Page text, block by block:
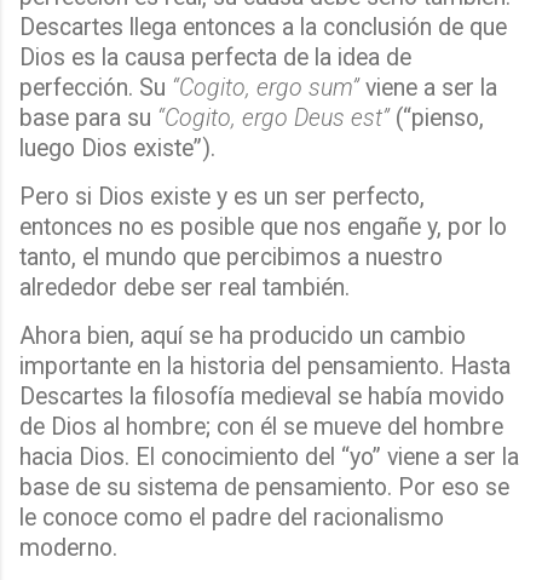
Descartes llega entonces a la conclusión de que
Dios es la causa perfecta de la idea de
perfección. Su “Cogito, ergo sum”viene a ser la
base para su “Cogito, ergo Deus est”(“pienso,
luego Dios existe”).
Pero si Dios existe y es un ser perfecto,
entonces no es posible que nos engañe y, por lo
tanto, el mundo que percibimos a nuestro
alrededor debe ser real también.
Ahora bien, aquí se ha producido un cambio
importante en la historia del pensamiento. Hasta
Descartes la filosofía medieval se había movido
de Dios al hombre; con él se mueve del hombre
hacia Dios. El conocimiento del “yo” viene a ser la
base de su sistema de pensamiento. Por eso se
le conoce como el padre del racionalismo
moderno.